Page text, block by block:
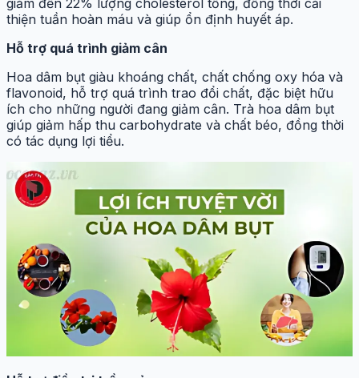
thiện tuần hoàn máu và giúp ổn định huyết áp.
Hỗ trợ quá trình giảm cân
Hoa dâm bụt giàu khoáng chất, chất chống oxy hóa và
flavonoid, hỗ trợ quá trình trao đổi chất, đặc biệt hữu
ích cho những người đang giảm cân. Trà hoa dâm bụt
giúp giảm hấp thu carbohydrate và chất béo, đồng thời
có tác dụng lợi tiểu.